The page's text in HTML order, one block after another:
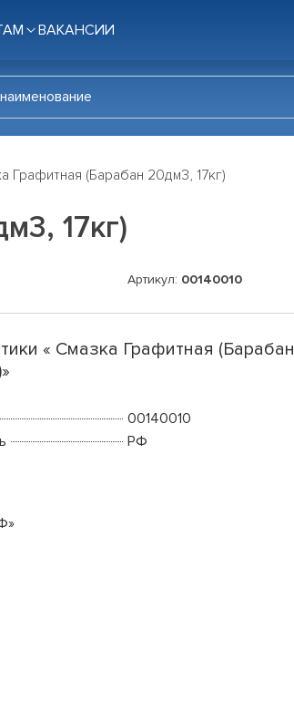
ВАКАНСИИ
Графитная (Барабан 20дм3, 17кг)
17кг)
Артикул: 00140010
« Смазка Графитная (Барабан
00140010
РФ